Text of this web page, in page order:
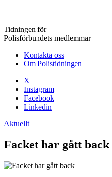
Tidningen för
Polisförbundets medlemmar
Kontakta oss
Om Polistidningen
X
Instagram
Facebook
Linkedin
Aktuellt
Facket har gått back